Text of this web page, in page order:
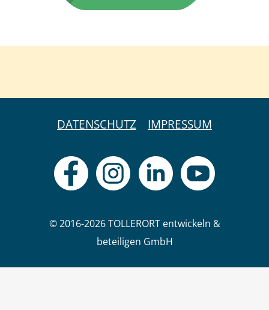
DATENSCHUTZ IMPRESSUM
© 2016-2026 TOLLERORT entwickeln &
beteiligen GmbH